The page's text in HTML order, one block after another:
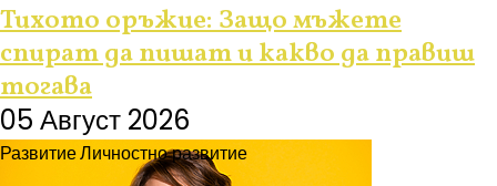
Тихото оръжие: Защо мъжете
спират да пишат и какво да правиш
тогава
05 Август 2026
РазвитиеЛичностно развитие